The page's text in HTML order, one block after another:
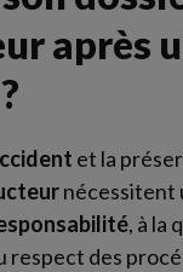
après
et la
nécessitent
, à la
respect des